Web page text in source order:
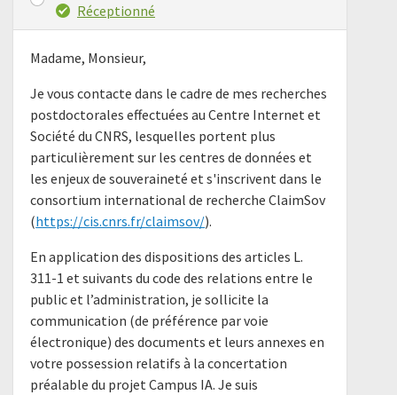
Réceptionné
Madame, Monsieur,
Je vous contacte dans le cadre de mes recherches
postdoctorales effectuées au Centre Internet et
Société du CNRS, lesquelles portent plus
particulièrement sur les centres de données et
les enjeux de souveraineté et s'inscrivent dans le
consortium international de recherche ClaimSov
(https://cis.cnrs.fr/claimsov/).
En application des dispositions des articles L.
311-1 et suivants du code des relations entre le
public et l’administration, je sollicite la
communication (de préférence par voie
électronique) des documents et leurs annexes en
votre possession relatifs à la concertation
préalable du projet Campus IA. Je suis